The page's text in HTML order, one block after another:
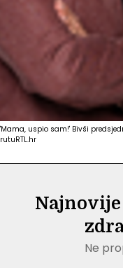
'Mama, uspio sam!' Bivši
rutuRTL.hr
Ne